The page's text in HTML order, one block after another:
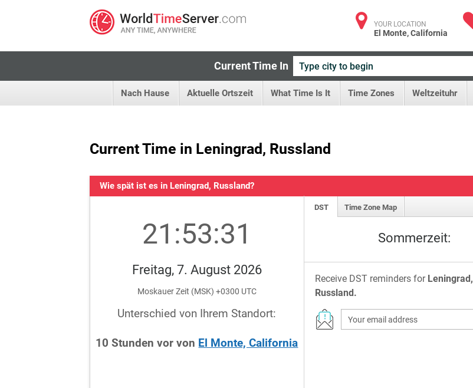
YOUR LOCATION
El Monte, California
Current Time In
Nach Hause Aktuelle Ortszeit What Time Is It Time Zones Weltzeituhr
Current Time in Leningrad, Russland
Wie spät ist es in Leningrad, Russland?
21:53:31
Freitag, 7. August 2026
Moskauer Zeit (MSK) +0300 UTC
Unterschied von Ihrem Standort:
10 Stunden vor von El Monte, California
DST Time Zone Map
Sommerzeit:
Receive DST reminders for Leningrad,
Russland.